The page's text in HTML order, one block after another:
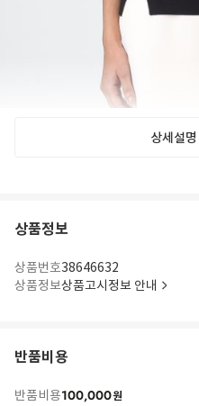
상세설
상품정보
상품번호38646632
상품정보상품고시정보 안내
반품비용
반품비용100,000원